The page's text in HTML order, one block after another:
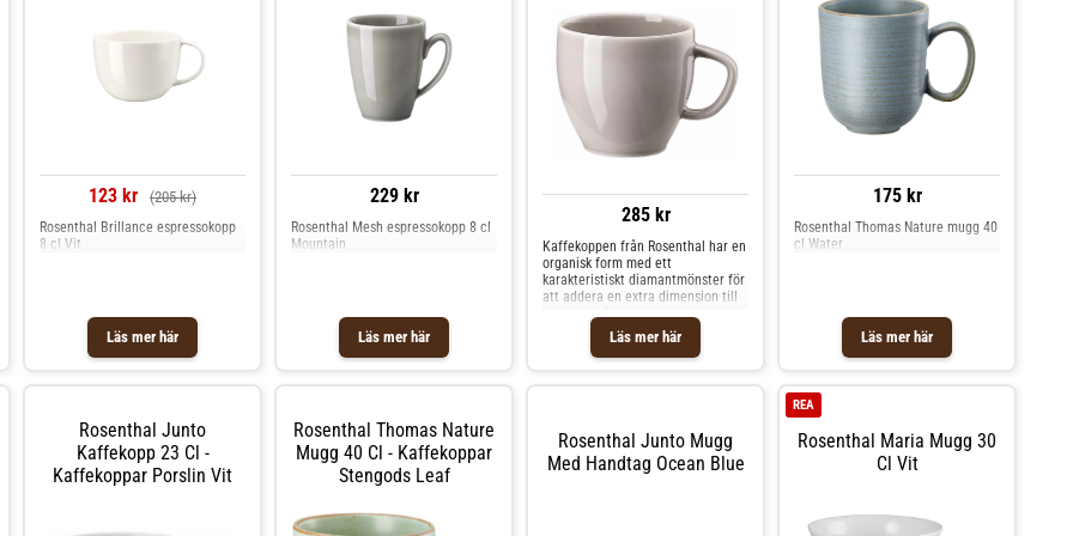
123 kr (205 kr)
Läs mer här
Rosenthal Brillance espressokopp
8 cl Vit
229 kr
Läs mer här
Rosenthal Mesh espressokopp 8 cl
Mountain
285 kr
Läs mer här
Kaffekoppen från Rosenthal har en
organisk form med ett
karakteristiskt diamantmönster för
att addera en extra dimension till
designen. Den är tillverkad av
högkvalitativt porslin i olika färger
att välja mellan. Välj ut en
favoritfärg eller kombinera flera
från Rosenthal- Tillverkad av
porslin.- Perfekt för vardagligt
användande, till frukosten eller
175 kr
Läs mer här
Rosenthal Thomas Nature mugg 40
cl Water
Rosenthal Junto
Kaffekopp 23 Cl -
Kaffekoppar Porslin Vit
Rosenthal Thomas Nature
Mugg 40 Cl - Kaffekoppar
Stengods Leaf
Rosenthal Junto Mugg
Med Handtag Ocean Blue
Rosenthal Maria Mugg 30
Cl Vit
REA